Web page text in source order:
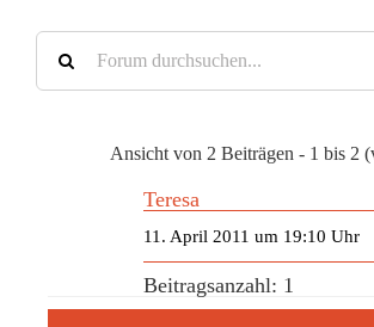
Ansicht von 2 Beiträgen - 1 bis 2
Teresa
11. April 2011 um 19:10 Uhr
Beitragsanzahl: 1